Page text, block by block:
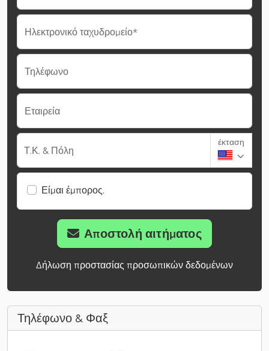
Ηλεκτρονικό ταχυδρομείο*
Τηλέφωνο
Εταιρεία
Τ.Κ. & Πόλη
έκταση
Είμαι έμπορος.
Αποστολή αιτήματος
Δήλωση προστασίας προσωπικών δεδομένων
Τηλέφωνο & Φαξ